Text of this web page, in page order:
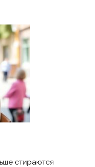
стираются